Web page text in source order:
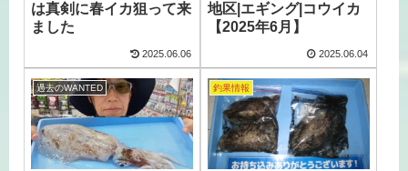
は真剣に春イカ狙って来
ました
2025.06.06
地区|エギング|コウイカ
【2025年6月】
2025.06.04
過去のWANTED 釣果情報